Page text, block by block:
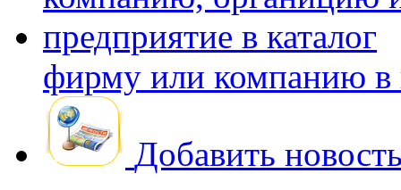
фирму или компанию в
Добавить